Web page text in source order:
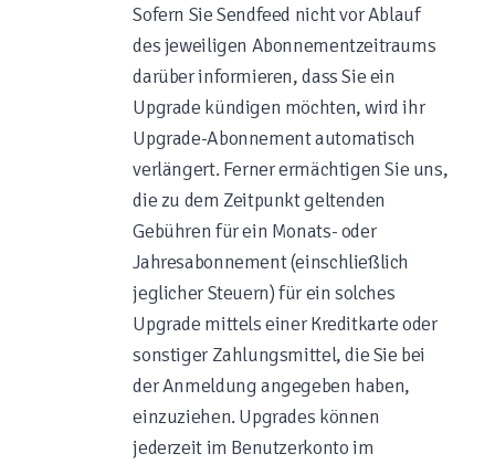
Sofern Sie Sendfeed nicht vor Ablauf
des jeweiligen Abonnementzeitraums
darüber informieren, dass Sie ein
Upgrade kündigen möchten, wird ihr
Upgrade-Abonnement automatisch
verlängert. Ferner ermächtigen Sie uns,
die zu dem Zeitpunkt geltenden
Gebühren für ein Monats- oder
Jahresabonnement (einschließlich
jeglicher Steuern) für ein solches
Upgrade mittels einer Kreditkarte oder
sonstiger Zahlungsmittel, die Sie bei
der Anmeldung angegeben haben,
einzuziehen. Upgrades können
jederzeit im Benutzerkonto im